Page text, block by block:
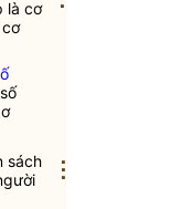
là cơ
cơ
sách
⋮